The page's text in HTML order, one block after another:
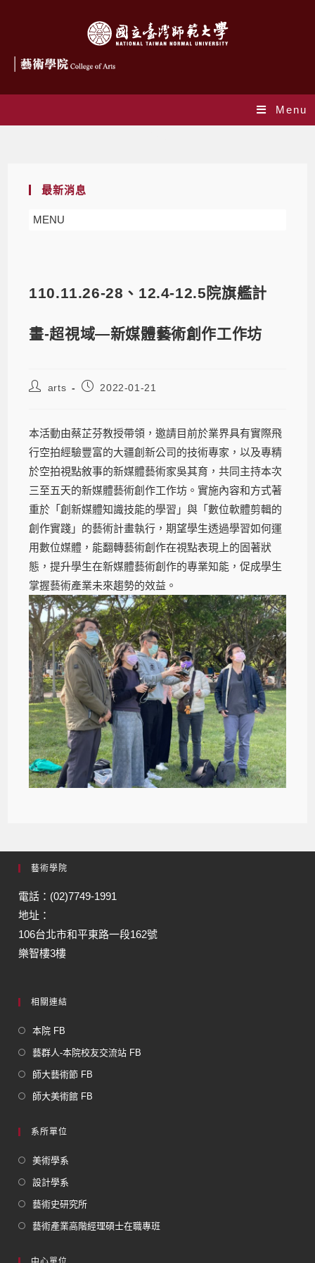
Menu
最新消息
MENU
110.11.26-28、12.4-12.5院旗艦計
畫-超視域—新媒體藝術創作工作坊
arts 2022-01-21
本活動由蔡芷芬教授帶領，邀請目前於業界具有實際飛
行空拍經驗豐富的大疆創新公司的技術專家，以及專精
於空拍視點敘事的新媒體藝術家吳其育，共同主持本次
三至五天的新媒體藝術創作工作坊。實施內容和方式著
重於「創新媒體知識技能的學習」與「數位軟體剪輯的
創作實踐」的藝術計畫執行，期望學生透過學習如何運
用數位媒體，能翻轉藝術創作在視點表現上的固著狀
態，提升學生在新媒體藝術創作的專業知能，促成學生
掌握藝術產業未來趨勢的效益。
藝術學院
電話：(02)7749-1991
地址：
106台北市和平東路一段162號
樂智樓3樓
相關連結
本院 FB
藝群人-本院校友交流站 FB
師大藝術節 FB
師大美術館 FB
系所單位
美術學系
設計學系
藝術史研究所
藝術產業高階經理碩士在職專班